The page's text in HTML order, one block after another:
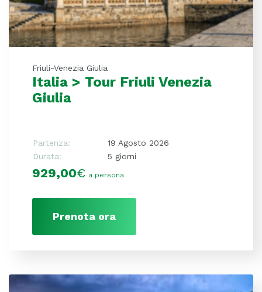
Friuli-Venezia Giulia
Italia > Tour Friuli Venezia
Giulia
Partenza:
19 Agosto 2026
Durata:
5 giorni
929,00€ a persona
Prenota ora